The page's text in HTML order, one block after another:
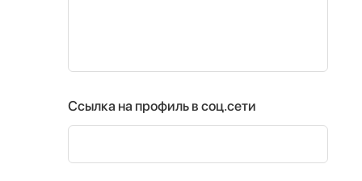
Ссылка на профиль в соц.сети